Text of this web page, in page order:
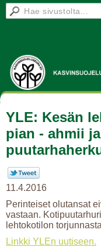
YLE: Kesän
pian - ahmii
11.4.2016
Perinteiset olutansat
vastaan.
lehtokotilon
Linkki YLEn uutiseen.